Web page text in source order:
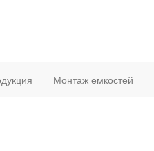
Монтаж емкостей